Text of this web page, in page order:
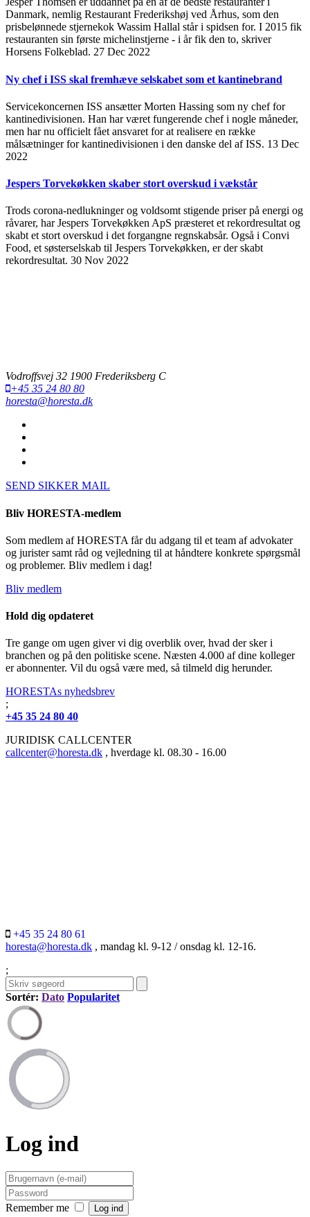
Danmark, nemlig Restaurant Frederikshøj ved Århus, som den
prisbelønnede stjernekok Wassim Hallal står i spidsen for. I 2015 fik
restauranten sin første michelinstjerne - i år fik den to, skriver
Horsens Folkeblad. 27 Dec 2022
Ny chef i ISS skal fremhæve selskabet som et kantinebrand
Servicekoncernen ISS ansætter Morten Hassing som ny chef for
kantinedivisionen. Han har været fungerende chef i nogle måneder,
men har nu officielt fået ansvaret for at realisere en række
målsætninger for kantinedivisionen i den danske del af ISS. 13 Dec
2022
Jespers Torvekøkken skaber stort overskud i vækstår
Trods corona-nedlukninger og voldsomt stigende priser på energi og
råvarer, har Jespers Torvekøkken ApS præsteret et rekordresultat og
skabt et stort overskud i det forgangne regnskabsår. Også i Convi
Food, et søsterselskab til Jespers Torvekøkken, er der skabt
rekordresultat. 30 Nov 2022
Vodroffsvej 32 1900 Frederiksberg C
+45 35 24 80 80
horesta@horesta.dk
SEND SIKKER MAIL
Bliv HORESTA-medlem
Som medlem af HORESTA får du adgang til et team af advokater
og jurister samt råd og vejledning til at håndtere konkrete spørgsmål
og problemer. Bliv medlem i dag!
Bliv medlem
Hold dig opdateret
Tre gange om ugen giver vi dig overblik over, hvad der sker i
branchen og på den politiske scene. Næsten 4.000 af dine kolleger
er abonnenter. Vil du også være med, så tilmeld dig herunder.
HORESTAs nyhedsbrev
;
+45 35 24 80 40
JURIDISK CALLCENTER
callcenter@horesta.dk , hverdage kl. 08.30 - 16.00
+45 35 24 80 61
horesta@horesta.dk , mandag kl. 9-12 / onsdag kl. 12-16.
;
Sortér: Dato Popularitet
Log ind
Remember me